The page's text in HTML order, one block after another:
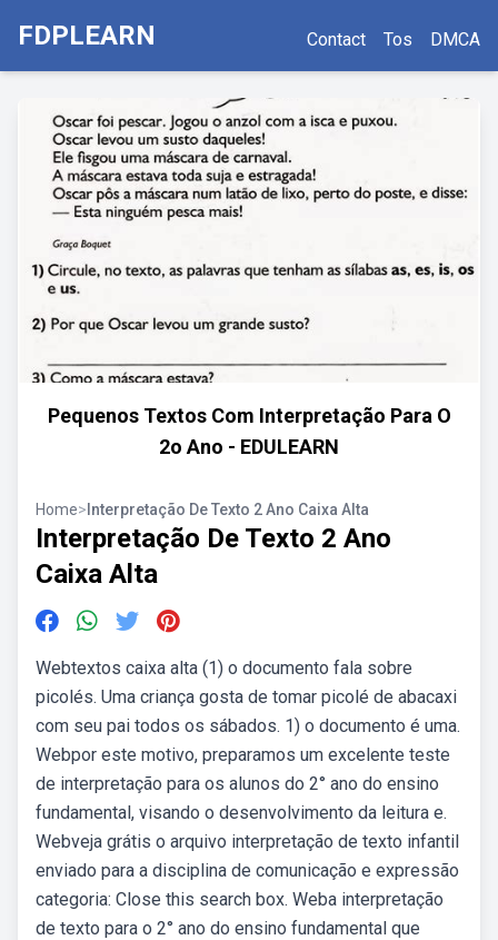
FDPLEARN Contact Tos DMCA
Pequenos Textos Com Interpretação Para O
2o Ano - EDULEARN
Home> Interpretação De Texto 2 Ano Caixa Alta
Interpretação De Texto 2 Ano
Caixa Alta
Webtextos caixa alta (1) o documento fala sobre
picolés. Uma criança gosta de tomar picolé de abacaxi
com seu pai todos os sábados. 1) o documento é uma.
Webpor este motivo, preparamos um excelente teste
de interpretação para os alunos do 2° ano do ensino
fundamental, visando o desenvolvimento da leitura e.
Webveja grátis o arquivo interpretação de texto infantil
enviado para a disciplina de comunicação e expressão
categoria: Close this search box. Weba interpretação
de texto para o 2° ano do ensino fundamental que